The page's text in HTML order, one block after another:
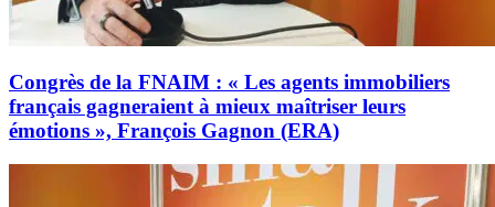
Congrès de la FNAIM : « Les agents immobiliers
français gagneraient à mieux maîtriser leurs
émotions », François Gagnon (ERA)